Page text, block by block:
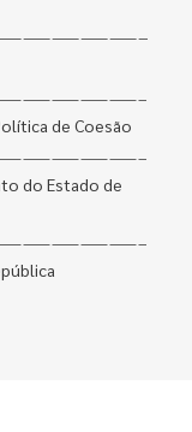
de Coesão
do Estado de